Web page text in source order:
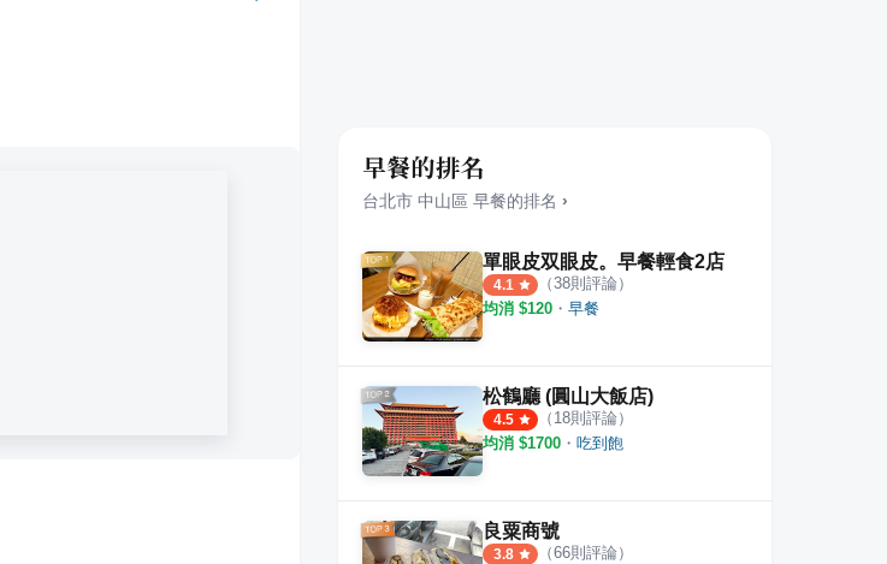
早餐的排名
台北市 中山區 早餐的排名 ›
單眼皮双眼皮。早餐輕食2店
4.1 （38則評論）
均消 $120 ・ 早餐
松鶴廳 (圓山大飯店)
4.5 （ 18則評論）
均消 $1700 ・ 吃到飽
良粟商號
3.8 （66則評論）